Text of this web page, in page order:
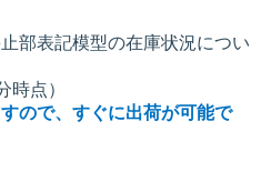
表記模型の在庫状況につい
時点）
ので、すぐに出荷が可能で